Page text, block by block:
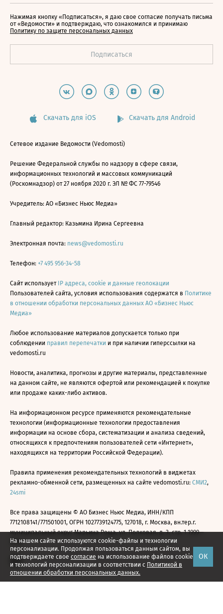
На нашем сайте используются cookie-файлы и технологии
персонализации. Продолжая пользоваться данным сайтом, вы
подтверждаете свое согласие на использование файлов cookie
и технологий персонализации в соответствии с Политикой в
отношении обработки персональных данных.
ОК
Нажимая кнопку «Подписаться», я даю свое согласие получать письма
от «Ведомости» и подтверждаю, что ознакомился и принимаю
Политику по защите персональных данных
Скачать для iOS Скачать для Android
Сетевое издание Ведомости (Vedomosti)
Решение Федеральной службы по надзору в сфере связи,
информационных технологий и массовых коммуникаций
(Роскомнадзор) от 27 ноября 2020 г. ЭЛ № ФС 77-79546
Учредитель: АО «Бизнес Ньюс Медиа»
Главный редактор: Казьмина Ирина Сергеевна
Электронная почта: news@vedomosti.ru
Телефон: +7 495 956-34-58
Сайт использует IP адреса, cookie и данные геолокации
Пользователей сайта, условия использования содержатся в Политике
в отношении обработки персональных данных АО «Бизнес Ньюс
Медиа»
Любое использование материалов допускается только при
соблюдении правил перепечатки и при наличии гиперссылки на
vedomosti.ru
Новости, аналитика, прогнозы и другие материалы, представленные
на данном сайте, не являются офертой или рекомендацией к покупке
или продаже каких-либо активов.
На информационном ресурсе применяются рекомендательные
технологии (информационные технологии предоставления
информации на основе сбора, систематизации и анализа сведений,
относящихся к предпочтениям пользователей сети «Интернет»,
находящихся на территории Российской Федерации).
Правила применения рекомендательных технологий в виджетах
рекламно-обменной сети, размещенных на сайте vedomosti.ru: СМИ2,
24smi
Все права защищены © АО Бизнес Ньюс Медиа, ИНН/КПП
7712108141/771501001, ОГРН 1027739124775, 127018, г. Москва, вн.тер.г.
муниципальный округ Марьина Роща, ул. Полковая, д. 3, стр. 1 1999—
2026